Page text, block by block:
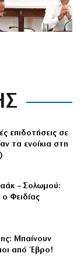
επιδοτήσεις σε
τα ενοίκια στη
– Σολωμού:
Φειδίας
Μπαίνουν
από Έβρο!